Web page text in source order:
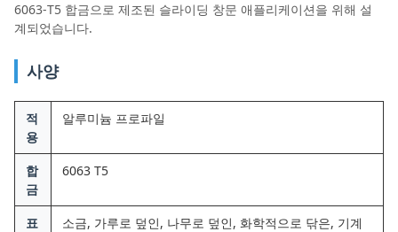
6063-T5 합금으로 제조된 슬라이딩 창문 애플리케이션을 위해 설
계되었습니다.
사양
적
용
알루미늄 프로파일
합
금
6063 T5
표
소금, 가루로 덮인, 나무로 덮인, 화학적으로 닦은, 기계